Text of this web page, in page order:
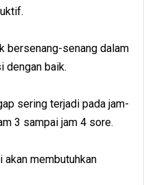
bersenang-senang dalam
dengan baik.
sering terjadi pada jam-
3 sampai jam 4 sore.
akan membutuhkan